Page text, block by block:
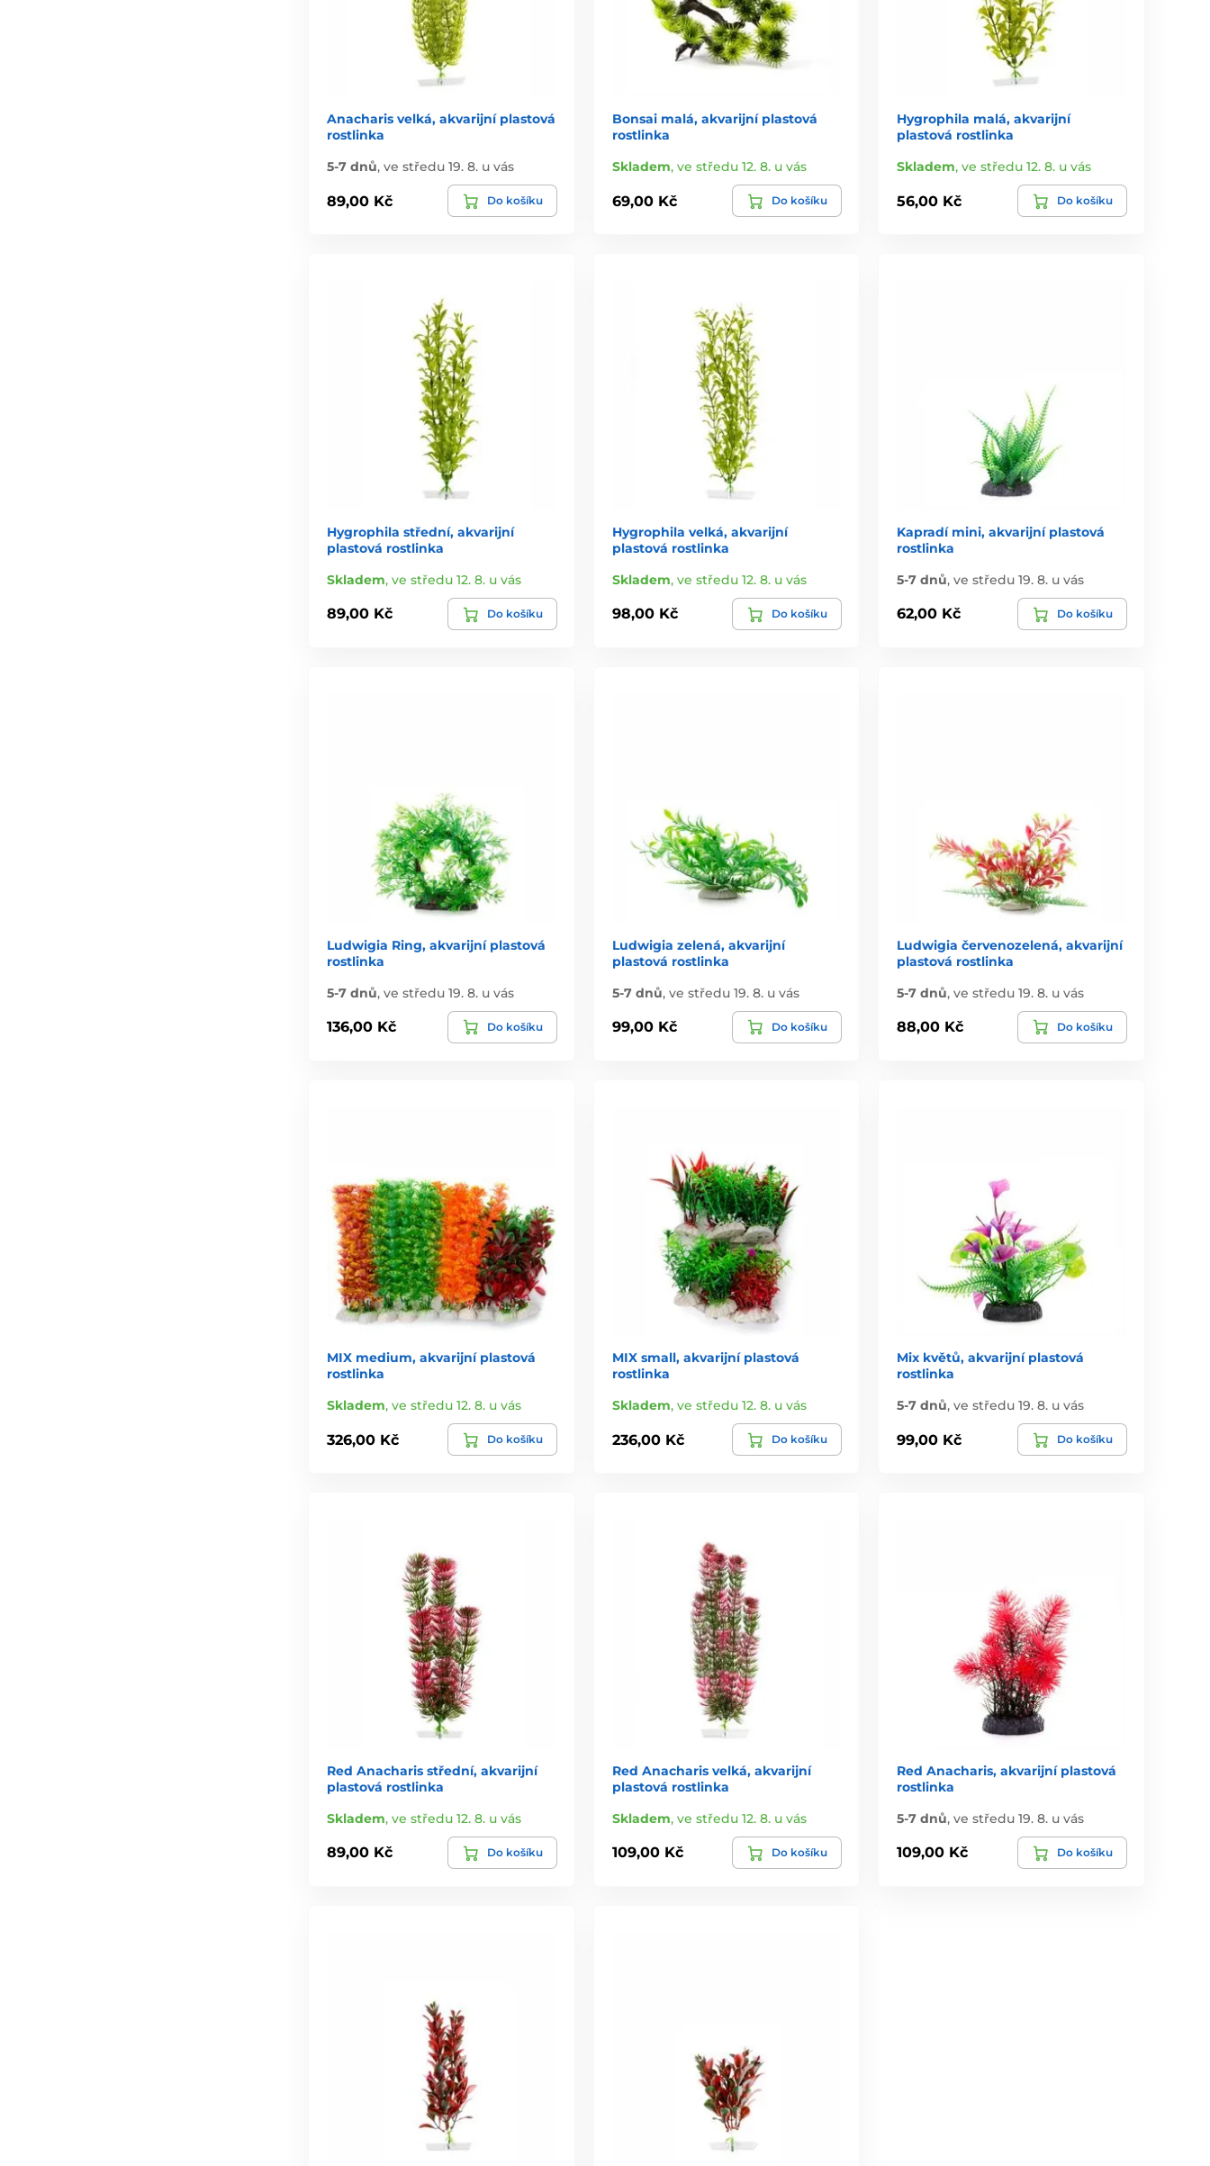
Anacharis velká, akvarijní plastová
rostlinka
5-7 dnů, ve středu 19. 8. u vás
89,00 Kč Do košíku
Bonsai malá, akvarijní plastová
rostlinka
Skladem, ve středu 12. 8. u vás
69,00 Kč Do košíku
Hygrophila malá, akvarijní
plastová rostlinka
Skladem,ve středu 12. 8. u vás
56,00 Kč Do košíku
Hygrophila střední, akvarijní
plastová rostlinka
Skladem, ve středu 12. 8. u vás
89,00 Kč Do košíku
Hygrophila velká, akvarijní
plastová rostlinka
Skladem, ve středu 12. 8. u vás
98,00 Kč Do košíku
Kapradí mini, akvarijní plastová
rostlinka
5-7 dnů,ve středu 19. 8. u vás
62,00 Kč Do košíku
Ludwigia Ring, akvarijní plastová
rostlinka
5-7 dnů, ve středu 19. 8. u vás
136,00 Kč Do košíku
Ludwigia zelená, akvarijní
plastová rostlinka
5-7 dnů, ve středu 19. 8. u vás
99,00 Kč Do košíku
Ludwigia červenozelená, akvarijní
plastová rostlinka
5-7 dnů,ve středu 19. 8. u vás
88,00 Kč Do košíku
MIX medium, akvarijní plastová
rostlinka
Skladem, ve středu 12. 8. u vás
326,00 Kč Do košíku
MIX small, akvarijní plastová
rostlinka
Skladem, ve středu 12. 8. u vás
236,00 Kč Do košíku
Mix květů, akvarijní plastová
rostlinka
5-7 dnů,ve středu 19. 8. u vás
99,00 Kč Do košíku
Red Anacharis střední, akvarijní
plastová rostlinka
Skladem, ve středu 12. 8. u vás
89,00 Kč Do košíku
Red Anacharis velká, akvarijní
plastová rostlinka
Skladem, ve středu 12. 8. u vás
109,00 Kč Do košíku
Red Anacharis, akvarijní plastová
rostlinka
5-7 dnů,ve středu 19. 8. u vás
109,00 Kč Do košíku